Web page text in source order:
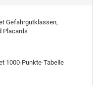
Gefahrgutklassen,
Placards
1000-Punkte-Tabelle